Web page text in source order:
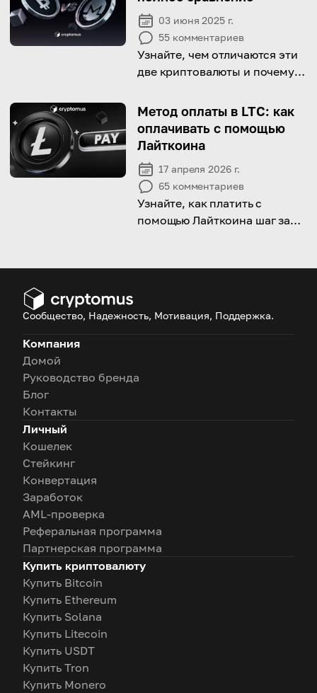
компоненты!
03 июня 2025 г.
55 комментариев
Узнайте, чем отличаются эти
две криптовалюты и почему
стать будущим цифровых
денег.
Метод оплаты в LTC: как
оплачивать с помощью
Лайткоина
17 апреля 2026 г.
65 комментариев
Узнайте, как платить с
помощью Лайткоина шаг за
платежей с легкостью.
Сообщество, Надежность, Мотивация, Поддержка.
Компания
Домой
Руководство бренда
Блог
Контакты
Личный
Кошелек
Стейкинг
Конвертация
Заработок
AML-проверка
Реферальная программа
Партнерская программа
Купить криптовалюту
Купить Bitcoin
Купить Ethereum
Купить Solana
Купить Litecoin
Купить USDT
Купить Tron
Купить Monero